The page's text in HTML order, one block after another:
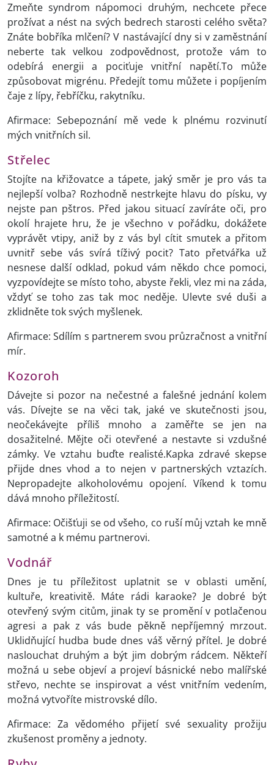
Zmeňte syndrom nápomoci druhým, nechcete přece
prožívat a nést na svých bedrech starosti celého světa?
Znáte bobříka mlčení? V nastávající dny si v zaměstnání
neberte tak velkou zodpovědnost, protože vám to
odebírá energii a pociťuje vnitřní napětí.To může
způsobovat migrénu. Předejít tomu můžete i popíjením
čaje z lípy, řebříčku, rakytníku.
Afirmace: Sebepoznání mě vede k plnému rozvinutí
mých vnitřních sil.
Střelec
Stojíte na křižovatce a tápete, jaký směr je pro vás ta
nejlepší volba? Rozhodně nestrkejte hlavu do písku, vy
nejste pan pštros. Před jakou situací zavíráte oči, pro
okolí hrajete hru, že je všechno v pořádku, dokážete
vyprávět vtipy, aniž by z vás byl cítit smutek a přitom
uvnitř sebe vás svírá tíživý pocit? Tato přetvářka už
nesnese další odklad, pokud vám někdo chce pomoci,
vyzpovídejte se místo toho, abyste řekli, vlez mi na záda,
vždyť se toho zas tak moc neděje. Ulevte své duši a
zklidněte tok svých myšlenek.
Afirmace: Sdílím s partnerem svou průzračnost a vnitřní
mír.
Kozoroh
Dávejte si pozor na nečestné a falešné jednání kolem
vás. Dívejte se na věci tak, jaké ve skutečnosti jsou,
neočekávejte příliš mnoho a zaměřte se jen na
dosažitelné. Mějte oči otevřené a nestavte si vzdušné
zámky. Ve vztahu buďte realisté.Kapka zdravé skepse
přijde dnes vhod a to nejen v partnerských vztazích.
Nepropadejte alkoholovému opojení. Víkend k tomu
dává mnoho příležitostí.
Afirmace: Očišťuji se od všeho, co ruší můj vztah ke mně
samotné a k mému partnerovi.
Vodnář
Dnes je tu příležitost uplatnit se v oblasti umění,
kultuře, kreativitě. Máte rádi karaoke? Je dobré být
otevřený svým citům, jinak ty se promění v potlačenou
agresi a pak z vás bude pěkně nepříjemný mrzout.
Uklidňující hudba bude dnes váš věrný přítel. Je dobré
naslouchat druhým a být jim dobrým rádcem. Někteří
možná u sebe objeví a projeví básnické nebo malířské
střevo, nechte se inspirovat a vést vnitřním vedením,
možná vytvoříte mistrovské dílo.
Afirmace: Za vědomého přijetí své sexuality prožiju
zkušenost proměny a jednoty.